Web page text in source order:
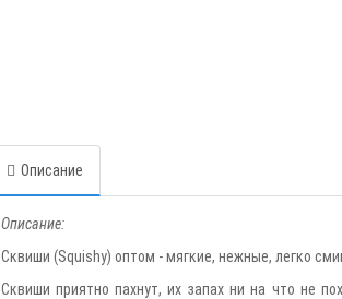
Описание
Описание:
Сквиши (Squishy) оптом - мягкие, нежные, легко
Сквиши приятно пахнут, их запах ни на что не